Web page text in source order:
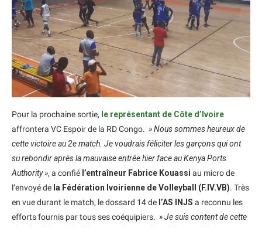
Pour la prochaine sortie, le représentant de Côte d’Ivoire
affrontera VC Espoir de la RD Congo. » Nous sommes heureux de
cette victoire au 2e match. Je voudrais féliciter les garçons qui ont
su rebondir après la mauvaise entrée hier face au Kenya Ports
Authority », a confié l’entraîneur Fabrice Kouassi au micro de
l’envoyé de la Fédération Ivoirienne de Volleyball (F.IV.VB). Très
en vue durant le match, le dossard 14 de l’AS INJS a reconnu les
efforts fournis par tous ses coéquipiers. » Je suis content de cette